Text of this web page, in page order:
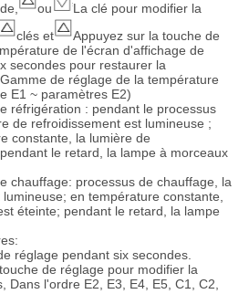
ou
La clé pour modifier la
clés et
Appuyez sur la touche de
de l'écran d'affichage de
secondes pour restaurer la
de réglage de la température
E1 ~ paramètres E2)
réfrigération : pendant le processus
de refroidissement est lumineuse ;
constante, la lumière de
le retard, la lampe à morceaux
chauffage: processus de chauffage, la
en température constante,
éteinte; pendant le retard, la lampe
réglage pendant six secondes.
de réglage pour modifier la
Dans l'ordre E2, E3, E4, E5, C1, C2,